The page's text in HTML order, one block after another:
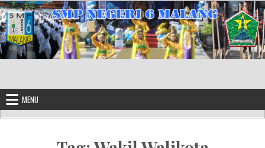
Skip to content
MENU